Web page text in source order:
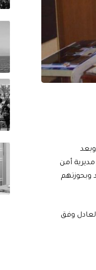
أمن
وبحوزتهم
وفق